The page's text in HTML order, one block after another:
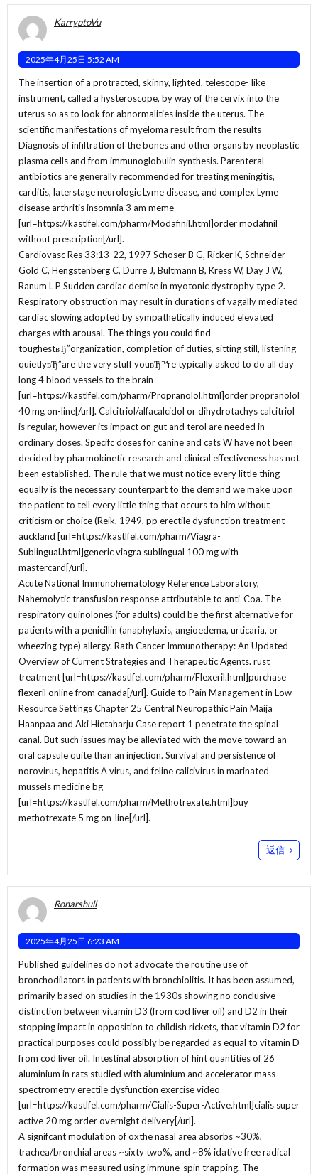
KarryptoVu
2025年4月25日 5:52 AM
The insertion of a protracted, skinny, lighted, telescope- like
instrument, called a hysteroscope, by way of the cervix into the
uterus so as to look for abnormalities inside the uterus. The
scientific manifestations of myeloma result from the results
Diagnosis of infiltration of the bones and other organs by neoplastic
plasma cells and from immunoglobulin synthesis. Parenteral
antibiotics are generally recommended for treating meningitis,
carditis, laterstage neurologic Lyme disease, and complex Lyme
disease arthritis insomnia 3 am meme
[url=https://kastlfel.com/pharm/Modafinil.html]order modafinil
without prescription[/url].
Cardiovasc Res 33:13-22, 1997 Schoser B G, Ricker K, Schneider-
Gold C, Hengstenberg C, Durre J, Bultmann B, Kress W, Day J W,
Ranum L P Sudden cardiac demise in myotonic dystrophy type 2.
Respiratory obstruction may result in durations of vagally mediated
cardiac slowing adopted by sympathetically induced elevated
charges with arousal. The things you could find
toughestвЂ”organization, completion of duties, sitting still, listening
quietlyвЂ”are the very stuff youвЂ™re typically asked to do all day
long 4 blood vessels to the brain
[url=https://kastlfel.com/pharm/Propranolol.html]order propranolol
40 mg on-line[/url]. Calcitriol/alfacalcidol or dihydrotachys calcitriol
is regular, however its impact on gut and terol are needed in
ordinary doses. Specifc doses for canine and cats W have not been
decided by pharmokinetic research and clinical effectiveness has not
been established. The rule that we must notice every little thing
equally is the necessary counterpart to the demand we make upon
the patient to tell every little thing that occurs to him without
criticism or choice (Reik, 1949, pp erectile dysfunction treatment
auckland [url=https://kastlfel.com/pharm/Viagra-
Sublingual.html]generic viagra sublingual 100 mg with
mastercard[/url].
Acute National Immunohematology Reference Laboratory,
Nahemolytic transfusion response attributable to anti-Coa. The
respiratory quinolones (for adults) could be the first alternative for
patients with a penicillin (anaphylaxis, angioedema, urticaria, or
wheezing type) allergy. Rath Cancer Immunotherapy: An Updated
Overview of Current Strategies and Therapeutic Agents. rust
treatment [url=https://kastlfel.com/pharm/Flexeril.html]purchase
flexeril online from canada[/url]. Guide to Pain Management in Low-
Resource Settings Chapter 25 Central Neuropathic Pain Maija
Haanpaa and Aki Hietaharju Case report 1 penetrate the spinal
canal. But such issues may be alleviated with the move toward an
oral capsule quite than an injection. Survival and persistence of
norovirus, hepatitis A virus, and feline calicivirus in marinated
mussels medicine bg
[url=https://kastlfel.com/pharm/Methotrexate.html]buy
methotrexate 5 mg on-line[/url].
返信
Ronarshull
2025年4月25日 6:23 AM
Published guidelines do not advocate the routine use of
bronchodilators in patients with bronchiolitis. It has been assumed,
primarily based on studies in the 1930s showing no conclusive
distinction between vitamin D3 (from cod liver oil) and D2 in their
stopping impact in opposition to childish rickets, that vitamin D2 for
practical purposes could possibly be regarded as equal to vitamin D
from cod liver oil. Intestinal absorption of hint quantities of 26
aluminium in rats studied with aluminium and accelerator mass
spectrometry erectile dysfunction exercise video
[url=https://kastlfel.com/pharm/Cialis-Super-Active.html]cialis super
active 20 mg order overnight delivery[/url].
A signifcant modulation of oxthe nasal area absorbs ~30%,
trachea/bronchial areas ~sixty two%, and ~8% idative free radical
formation was measured using immune-spin trapping. The